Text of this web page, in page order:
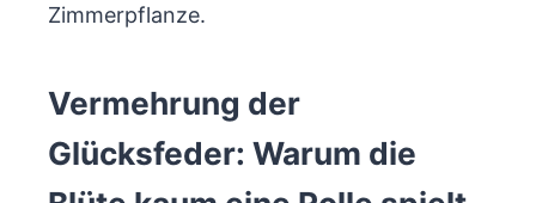
Zimmerpflanze.
Vermehrung der
Glücksfeder: Warum die